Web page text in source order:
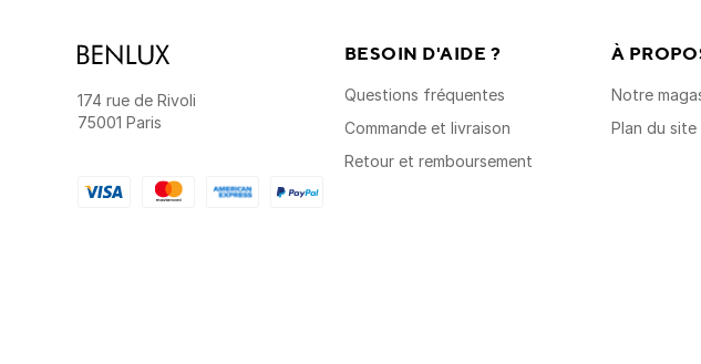
174 rue de Rivoli
75001 Paris
BESOIN D'AIDE ?
Questions fréquentes
Commande et livraison
Retour et remboursement
À
Notre
Plan du site